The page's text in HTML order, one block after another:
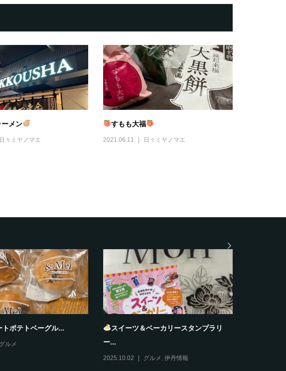
メン
日々ミヤノマエ
すもも大福
2021.06.11 日々ミヤノマエ
グルメ
大阪ふぐ太郎
2025.10.28